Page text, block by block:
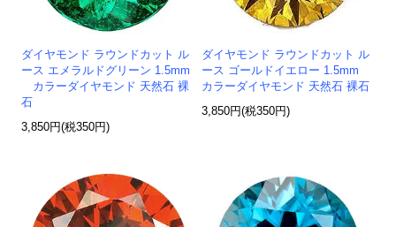
ダイヤモンド ラウンドカット ル
ース エメラルドグリーン 1.5mm
カラーダイヤモンド 天然石 裸
石
3,850円(税350円)
ダイヤモンド ラウンドカット ル
ース ゴールドイエロー 1.5mm
カラーダイヤモンド 天然石 裸石
3,850円(税350円)